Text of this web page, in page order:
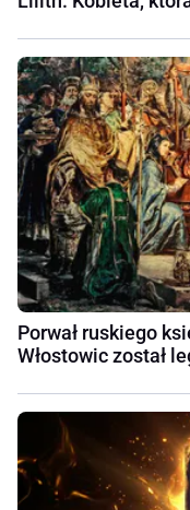
Porwał ruskiego
Włostowic został